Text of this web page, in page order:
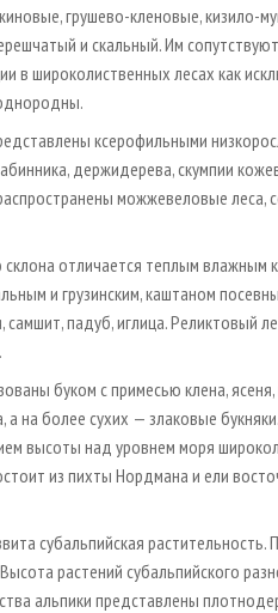
грушево-кленовые, кизило-
и скальный. Им сопутствуют
в широколиственных лесах как
ксерофильными
держидерева, скумпии
можжевеловые леса,
отличается теплым влажным
и грузинским, каштаном
падуб, иглица. Реликтовый
буком с примесью клена,
на более сухих — злаковые
высоты над уровнем моря
из пихты Нордмана и ели
субальпийская
растений субальпийского
альпики представлены